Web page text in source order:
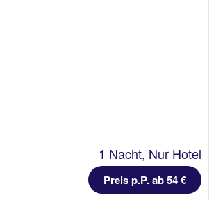
1 Nacht, Nur Hotel
Preis p.P. ab 54 €